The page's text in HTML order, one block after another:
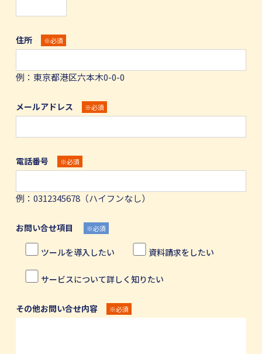
住所 ※必須
例：東京都港区六本木0-0-0
メールアドレス ※必須
電話番号 ※必須
例：0312345678（ハイフンなし）
お問い合せ項目 ※必須
ツールを導入したい 資料請求をしたい
サービスについて詳しく知りたい
その他お問い合せ内容 ※必須